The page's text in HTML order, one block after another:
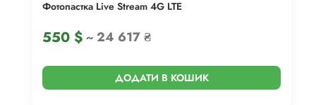
Фотопастка Live Stream 4G LTE
550 $~ 24 617 ₴
ДОДАТИ В КОШИК